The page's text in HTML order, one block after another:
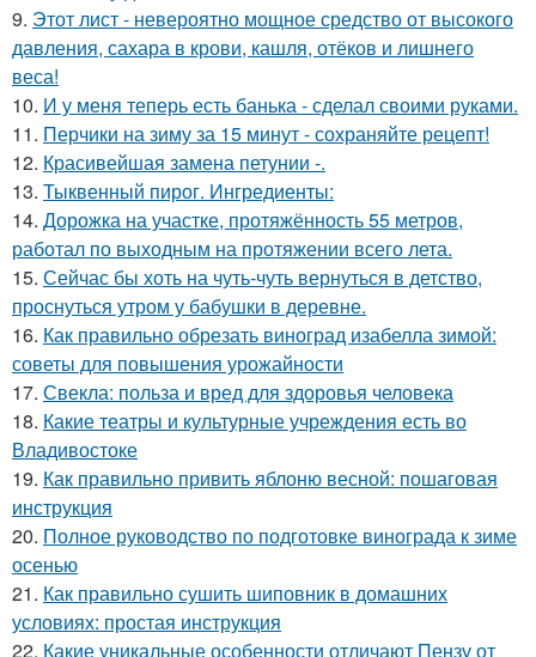
9. Этот лист - невероятно мощное средство от высокого
давления, сахара в крови, кашля, отёков и лишнего
веса!
10. И у меня теперь есть банька - сделал своими руками.
11. Перчики на зиму за 15 минут - сохраняйте рецепт!
12. Красивейшая замена петунии -.
13. Тыквенный пирог. Ингредиенты:
14. Дорожка на участке, протяжённость 55 метров,
работал по выходным на протяжении всего лета.
15. Сейчас бы хоть на чуть-чуть вернуться в детство,
проснуться утром у бабушки в деревне.
16. Как правильно обрезать виноград изабелла зимой:
советы для повышения урожайности
17. Свекла: польза и вред для здоровья человека
18. Какие театры и культурные учреждения есть во
Владивостоке
19. Как правильно привить яблоню весной: пошаговая
инструкция
20. Полное руководство по подготовке винограда к зиме
осенью
21. Как правильно сушить шиповник в домашних
условиях: простая инструкция
22. Какие уникальные особенности отличают Пензу от